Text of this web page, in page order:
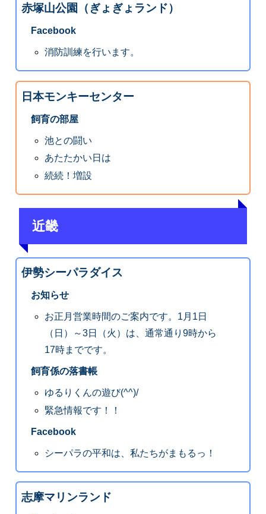
赤塚山公園（ぎょぎょランド）
Facebook
消防訓練を行います。
日本モンキーセンター
飼育の部屋
池との闘い
あたたかい日は
続続！増設
近畿
伊勢シーパラダイス
お知らせ
お正月営業時間のご案内です。1月1日
（日）～3日（火）は、通常通り9時から
17時までです。
飼育係の落書帳
ゆるりくんの遊び(^^)/
緊急情報です！！
Facebook
シーパラの平和は、私たちがまもるっ！
志摩マリンランド